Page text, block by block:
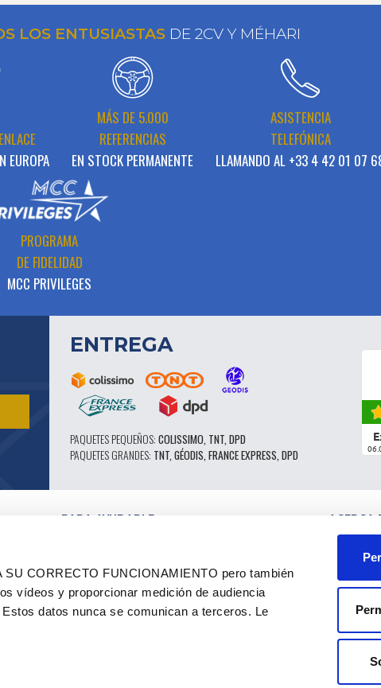
CORRECTO FUNCIONAMIENTO pero también
vídeos y proporcionar medición de audiencia
datos nunca se comunican a terceros. Le
LOS ENTUSIASTAS DE 2CV Y MÉHARI
EUROPA
MÁS DE 5.000
REFERENCIAS
EN STOCK PERMANENTE
ASISTENCIA
TELEFÓNICA
LLAMANDO AL +33 4 42 01 07
PROGRAMA
DE FIDELIDAD
MCC PRIVILEGES
ENTREGA
PAQUETES PEQUEÑOS: COLISSIMO, TNT, DPD
PAQUETES GRANDES: TNT, GÉODIS, FRANCE EXPRESS, DPD
PARA AYUDARLE
CATÁLOGO
PIEZAS 602 - ALTO RENDIMIENTO
NEUMÁTICOS MICHELIN CLÁSICOS
ACERCA
NOTAS
DATOS
GASTOS